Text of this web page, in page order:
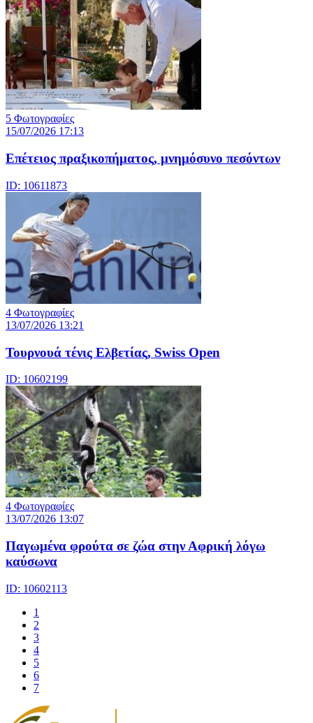
5 Φωτογραφίες
15/07/2026 17:13
Επέτειος πραξικοπήματος, μνημόσυνο πεσόντων
ID: 10611873
4 Φωτογραφίες
13/07/2026 13:21
Τουρνουά τένις Ελβετίας, Swiss Open
ID: 10602199
4 Φωτογραφίες
13/07/2026 13:07
Παγωμένα φρούτα σε ζώα στην Αφρική λόγω
καύσωνα
ID: 10602113
1
2
3
4
5
6
7